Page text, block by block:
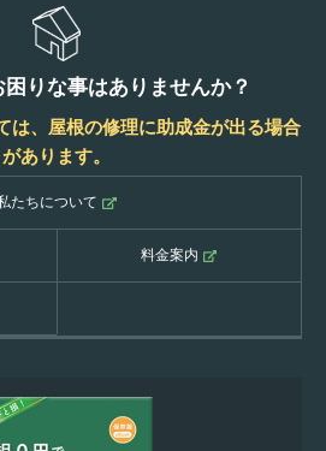
りな事はありませんか？
は、屋根の修理に助成金が出る場合
があります。
たちについて
料金案内